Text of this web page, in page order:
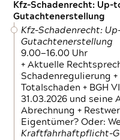
Kfz-Schadenrecht: Up-
Gutachtenerstellung
Kfz-Schadenrecht:
Gutachtenerstellung
9.00—16.00 Uhr
+ Aktuelle
Schadenregulierung
Totalschaden + BGH
31.03.2026 und
Abrechnung +
Eigentümer? Oder:
Kraftfahrhaftpflicht-